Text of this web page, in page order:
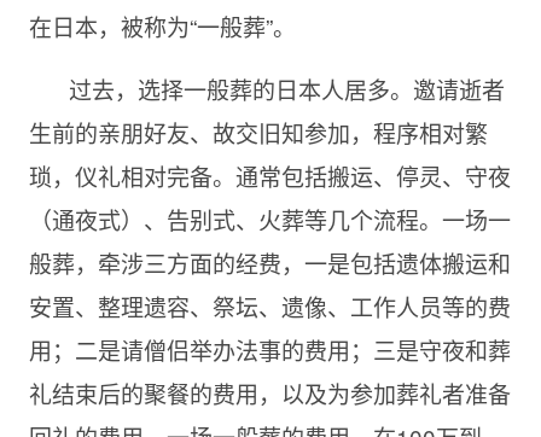
在日本，被称为“一般葬”。
过去，选择一般葬的日本人居多。邀请逝者
生前的亲朋好友、故交旧知参加，程序相对繁
琐，仪礼相对完备。通常包括搬运、停灵、守夜
（通夜式）、告别式、火葬等几个流程。一场一
般葬，牵涉三方面的经费，一是包括遗体搬运和
安置、整理遗容、祭坛、遗像、工作人员等的费
用；二是请僧侣举办法事的费用；三是守夜和葬
礼结束后的聚餐的费用，以及为参加葬礼者准备